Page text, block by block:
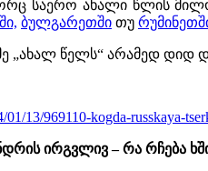
საერო ახალი წლის
ბულგარეთში თუ
„ახალ წელს“ არამედ დიდ
13/969110-kogda-russkaya-
ირგვლივ – რა რჩება